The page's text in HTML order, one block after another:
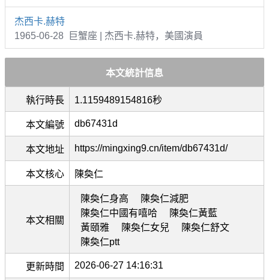
杰西卡.赫特
1965-06-28 巨蟹座 | 杰西卡.赫特，美國演員
本文統計信息
執行時長 1.1159489154816秒
本文編號 db67431d
本文地址 https://mingxing9.cn/item/db67431d/
本文核心 陳奐仁
本文相關
陳奐仁身高
陳奐仁減肥
陳奐仁中國有嘻哈
陳奐仁黃藍
黃頤雅
陳奐仁女兒
陳奐仁舒文
陳奐仁ptt
更新時間 2026-06-27 14:16:31